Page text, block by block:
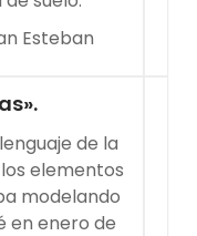
de la
elementos
modelando
en enero de